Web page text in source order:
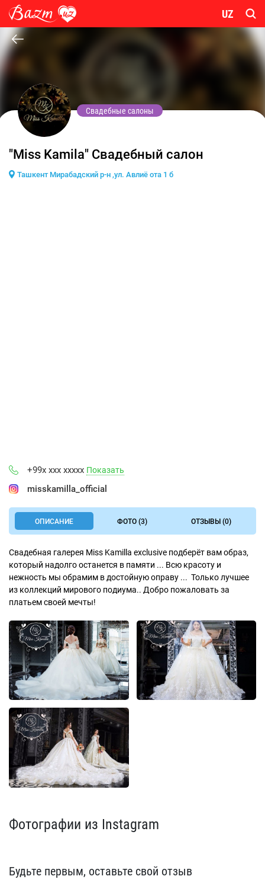
UZ
Свадебные салоны
"Miss Kamila" Свадебный салон
Ташкент Мирабадский р-н ,ул. Авлиё ота 1 б
+99x xxx xxxxx Показать
misskamilla_official
ОПИСАНИЕ ФОТО (3) ОТЗЫВЫ (0)
Свадебная галерея Miss Kamilla exclusive подберёт вам образ,
который надолго останется в памяти ... Всю красоту и
нежность мы обрамим в достойную оправу ... Только лучшее
из коллекций мирового подиума.. Добро пожаловать за
платьем своей мечты!
Фотографии из Instagram
Будьте первым, оставьте свой отзыв